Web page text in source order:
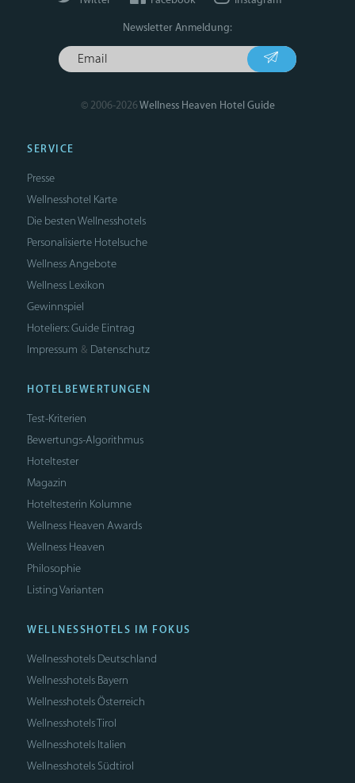
Newsletter Anmeldung:
© 2006-2026Wellness Heaven Hotel Guide
SERVICE
Presse
Wellnesshotel Karte
Die besten Wellnesshotels
Personalisierte Hotelsuche
Wellness Angebote
Wellness Lexikon
Gewinnspiel
Hoteliers: Guide Eintrag
Impressum & Datenschutz
HOTELBEWERTUNGEN
Test-Kriterien
Bewertungs-Algorithmus
Hoteltester
Magazin
Hoteltesterin Kolumne
Wellness Heaven Awards
Wellness Heaven
Philosophie
Listing Varianten
WELLNESSHOTELS IM FOKUS
Wellnesshotels Deutschland
Wellnesshotels Bayern
Wellnesshotels Österreich
Wellnesshotels Tirol
Wellnesshotels Italien
Wellnesshotels Südtirol